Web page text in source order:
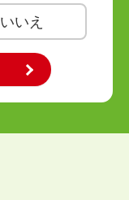
いいえ